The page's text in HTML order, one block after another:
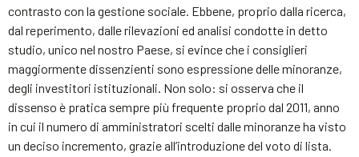
contrasto con la gestione sociale. Ebbene, proprio dalla ricerca,
dal reperimento, dalle rilevazioni ed analisi condotte in detto
studio, unico nel nostro Paese, si evince che i consiglieri
maggiormente dissenzienti sono espressione delle minoranze,
degli investitori istituzionali. Non solo: si osserva che il
dissenso è pratica sempre più frequente proprio dal 2011, anno
in cui il numero di amministratori scelti dalle minoranze ha visto
un deciso incremento, grazie all’introduzione del voto di lista.